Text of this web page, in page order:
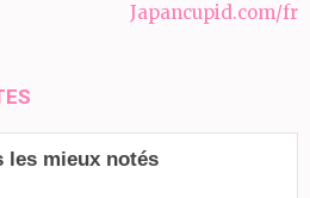
Japancupid.com/fr
les mieux notés